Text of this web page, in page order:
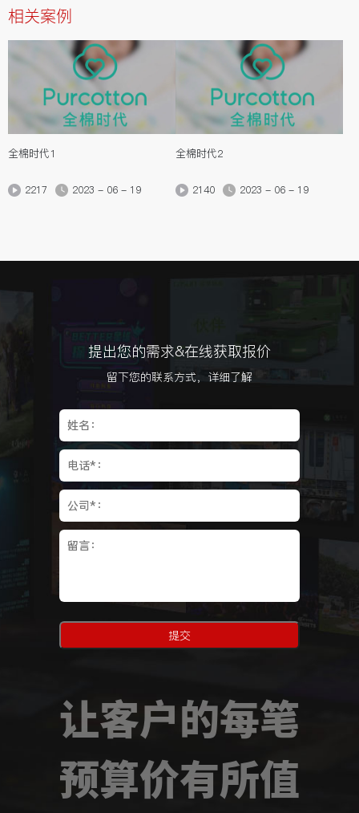
相关案例
全棉时代1
2217 2023 - 06 - 19
全棉时代2
2140 2023 - 06 - 19
提出您的需求&在线获取报价
留下您的联系方式，详细了解
提交
让客户的每笔
预算价有所值